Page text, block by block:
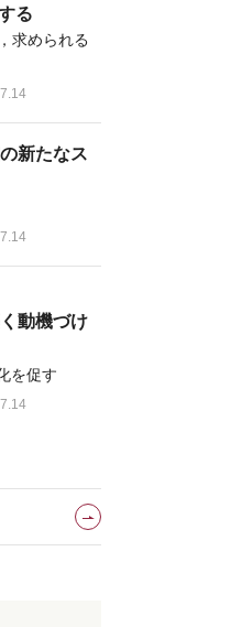
る
求められる
新たなス
動機づけ
を促す